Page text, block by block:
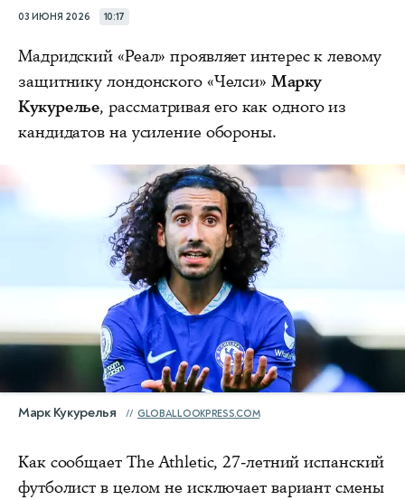
03 ИЮНЯ 2026 10:17
Мадридский «Реал» проявляет интерес к левому
защитнику лондонского «Челси» Марку
Кукурелье, рассматривая его как одного из
кандидатов на усиление обороны.
Марк Кукурелья GLOBALLOOKPRESS.COM
Как сообщает The Athletic, 27-летний испанский
футболист в целом не исключает вариант смены